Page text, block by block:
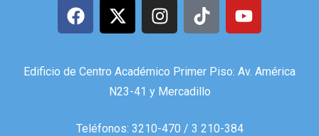
Edificio de Centro Académico Primer Piso: Av. América
N23-41 y Mercadillo
Teléfonos: 3210-470 / 3 210-384